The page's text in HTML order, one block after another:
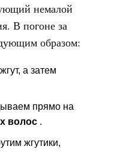
немалой
В погоне за
образом:
а затем
прямо на
волос .
жгутики,